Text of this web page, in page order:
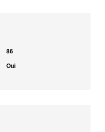
86
Oui